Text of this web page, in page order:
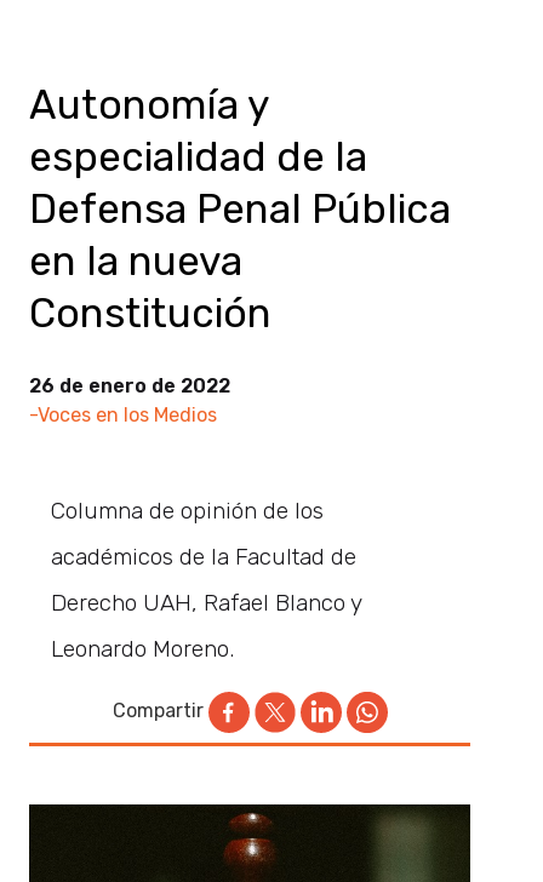
Autonomía y
especialidad de la
Defensa Penal Pública
en la nueva
Constitución
26 de enero de 2022
-Voces en los Medios
Columna de opinión de los
académicos de la Facultad de
Derecho UAH, Rafael Blanco y
Leonardo Moreno.
Compartir